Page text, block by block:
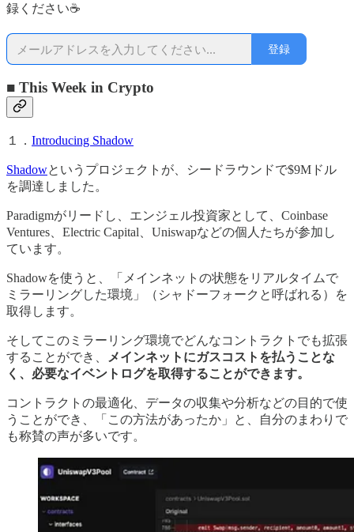
録ください☕
登録
■ This Week in Crypto
１． Introducing Shadow
Shadowというプロジェクトが、シードラウンドで$9Mドル
を調達しました。
Paradigmがリードし、エンジェル投資家として、Coinbase
Ventures、Electric Capital、Uniswapなどの個人たちが参加し
ています。
Shadowを使うと、「メインネットの状態をリアルタイムで
ミラーリングした環境」（シャドーフォークと呼ばれる）を
取得します。
そしてこのミラーリング環境でどんなコントラクトでも拡張
することができ、
メインネットにガスコストを払うことな
く、必要なイベントログを取得することができます。
コントラクトの最適化、データの収集や分析などの目的で使
うことができ、「この方法があったか」と、自分のまわりで
も称賛の声が多いです。